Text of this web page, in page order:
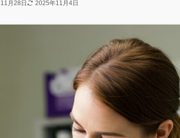
月28日 2025年11月4日